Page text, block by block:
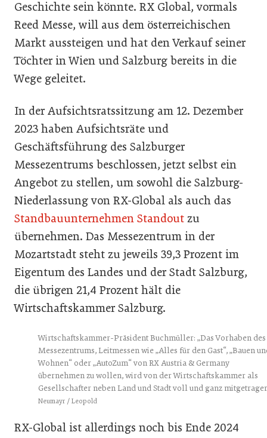
Geschichte sein könnte. RX Global, vormals
Reed Messe, will aus dem österreichischen
Markt aussteigen und hat den Verkauf seiner
Töchter in Wien und Salzburg bereits in die
Wege geleitet.
In der Aufsichtsratssitzung am 12. Dezember
2023 haben Aufsichtsräte und
Geschäftsführung des Salzburger
Messezentrums beschlossen, jetzt selbst ein
Angebot zu stellen, um sowohl die Salzburg-
Niederlassung von RX-Global als auch das
Standbauunternehmen Standout zu
übernehmen. Das Messezentrum in der
Mozartstadt steht zu jeweils 39,3 Prozent im
Eigentum des Landes und der Stadt Salzburg,
die übrigen 21,4 Prozent hält die
Wirtschaftskammer Salzburg.
Wirtschaftskammer-Präsident Buchmüller: „Das Vorhaben des
Messezentrums, Leitmessen wie „Alles für den Gast“, „Bauen
Wohnen“ oder „AutoZum“ von RX Austria & Germany
übernehmen zu wollen, wird von der Wirtschaftskammer als
Gesellschafter neben Land und Stadt voll und ganz
Neumayr / Leopold
RX-Global ist allerdings noch bis Ende 2024